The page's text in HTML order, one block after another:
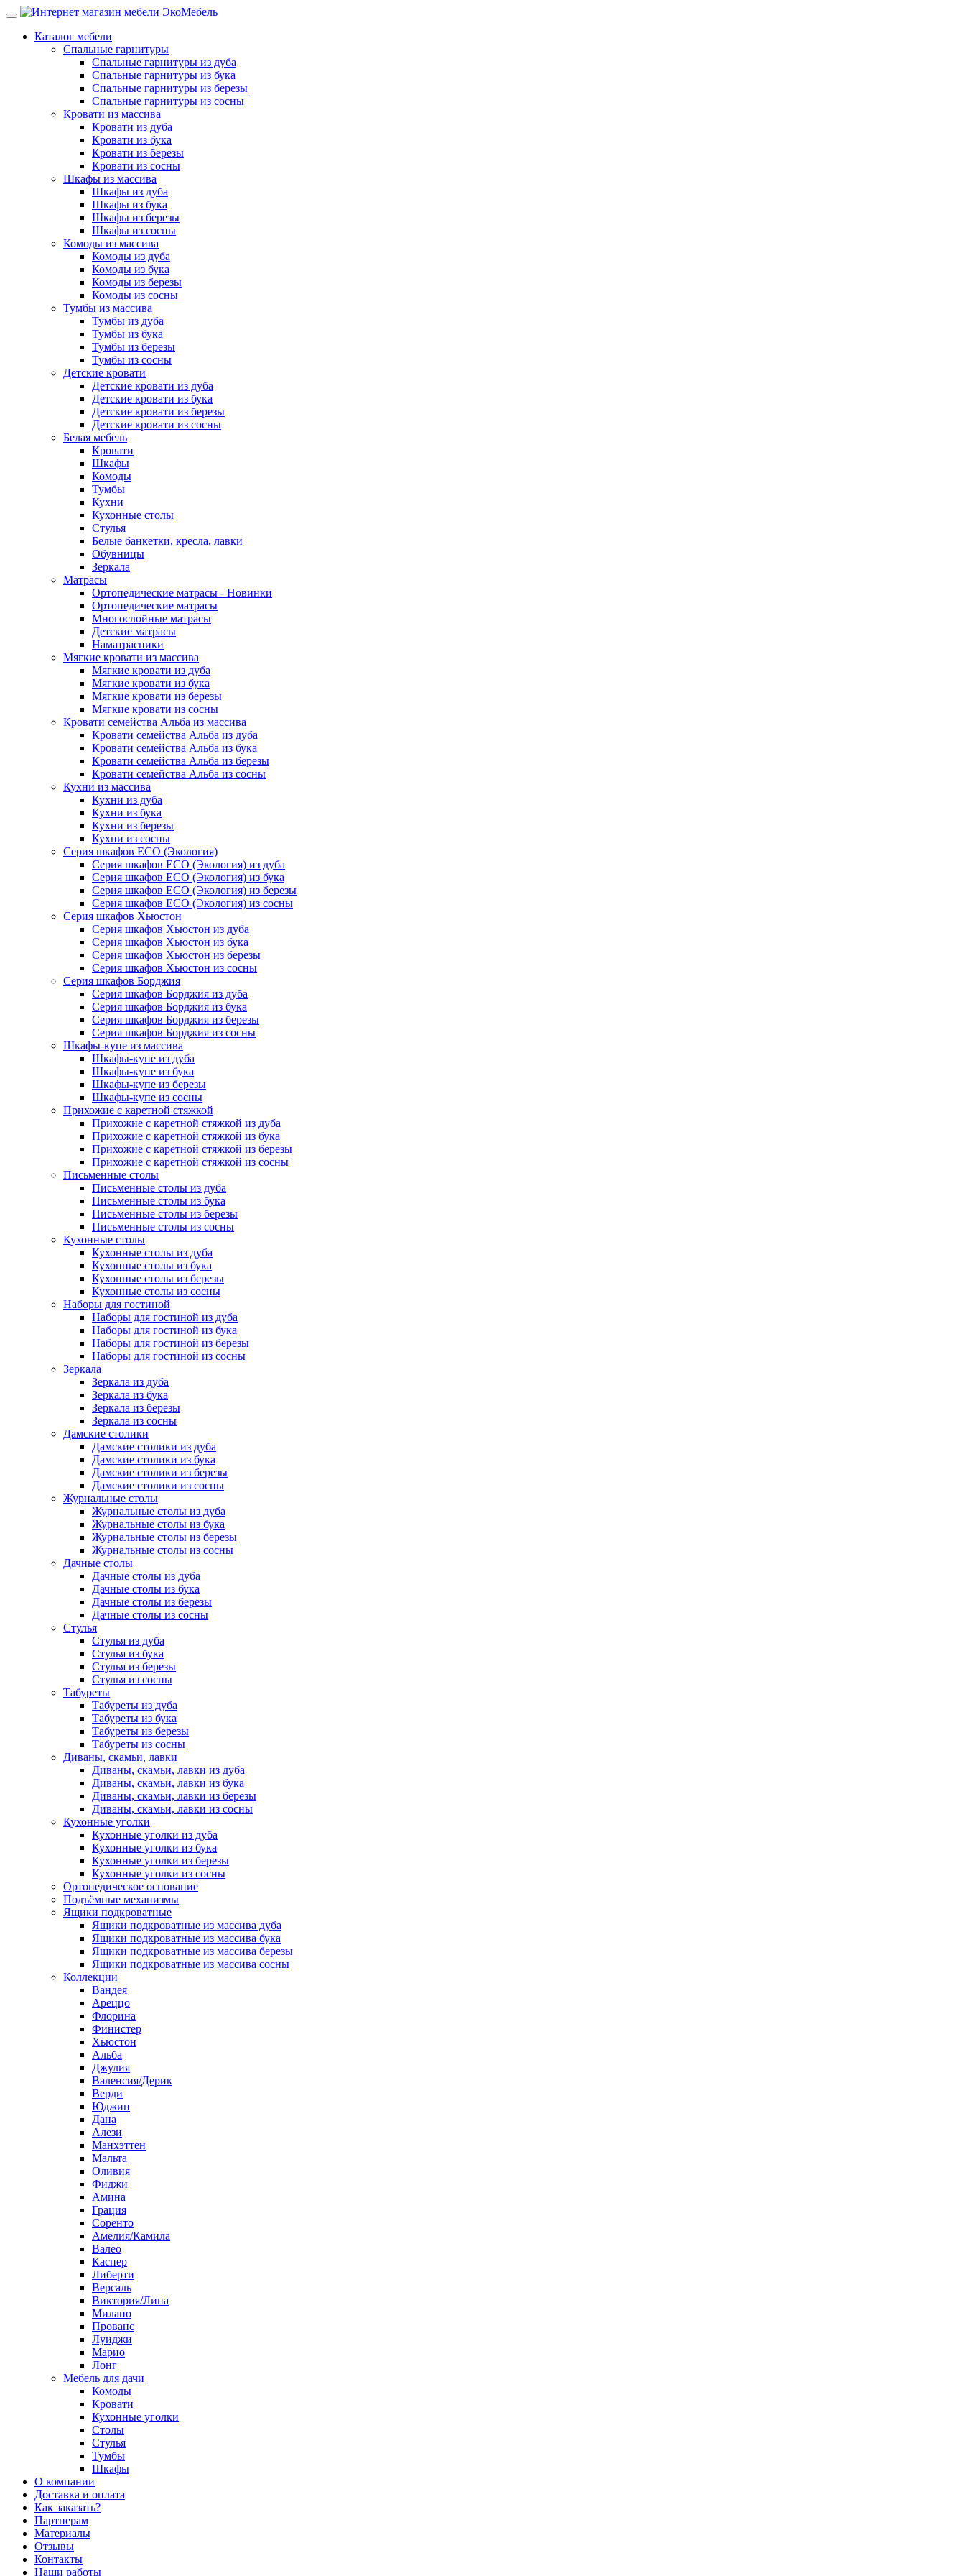
Каталог мебели
Спальные гарнитуры
Спальные гарнитуры из дуба
Спальные гарнитуры из бука
Спальные гарнитуры из березы
Спальные гарнитуры из сосны
Кровати из массива
Кровати из дуба
Кровати из бука
Кровати из березы
Кровати из сосны
Шкафы из массива
Шкафы из дуба
Шкафы из бука
Шкафы из березы
Шкафы из сосны
Комоды из массива
Комоды из дуба
Комоды из бука
Комоды из березы
Комоды из сосны
Тумбы из массива
Тумбы из дуба
Тумбы из бука
Тумбы из березы
Тумбы из сосны
Детские кровати
Детские кровати из дуба
Детские кровати из бука
Детские кровати из березы
Детские кровати из сосны
Белая мебель
Кровати
Шкафы
Комоды
Тумбы
Кухни
Кухонные столы
Стулья
Белые банкетки, кресла, лавки
Обувницы
Зеркала
Матрасы
Ортопедические матрасы - Новинки
Ортопедические матрасы
Многослойные матрасы
Детские матрасы
Наматрасники
Мягкие кровати из массива
Мягкие кровати из дуба
Мягкие кровати из бука
Мягкие кровати из березы
Мягкие кровати из сосны
Кровати семейства Альба из массива
Кровати семейства Альба из дуба
Кровати семейства Альба из бука
Кровати семейства Альба из березы
Кровати семейства Альба из сосны
Кухни из массива
Кухни из дуба
Кухни из бука
Кухни из березы
Кухни из сосны
Серия шкафов ECO (Экология)
Серия шкафов ECO (Экология) из дуба
Серия шкафов ECO (Экология) из бука
Серия шкафов ECO (Экология) из березы
Серия шкафов ECO (Экология) из сосны
Серия шкафов Хьюстон
Серия шкафов Хьюстон из дуба
Серия шкафов Хьюстон из бука
Серия шкафов Хьюстон из березы
Серия шкафов Хьюстон из сосны
Серия шкафов Борджия
Серия шкафов Борджия из дуба
Серия шкафов Борджия из бука
Серия шкафов Борджия из березы
Серия шкафов Борджия из сосны
Шкафы-купе из массива
Шкафы-купе из дуба
Шкафы-купе из бука
Шкафы-купе из березы
Шкафы-купе из сосны
Прихожие с каретной стяжкой
Прихожие с каретной стяжкой из дуба
Прихожие с каретной стяжкой из бука
Прихожие с каретной стяжкой из березы
Прихожие с каретной стяжкой из сосны
Письменные столы
Письменные столы из дуба
Письменные столы из бука
Письменные столы из березы
Письменные столы из сосны
Кухонные столы
Кухонные столы из дуба
Кухонные столы из бука
Кухонные столы из березы
Кухонные столы из сосны
Наборы для гостиной
Наборы для гостиной из дуба
Наборы для гостиной из бука
Наборы для гостиной из березы
Наборы для гостиной из сосны
Зеркала
Зеркала из дуба
Зеркала из бука
Зеркала из березы
Зеркала из сосны
Дамские столики
Дамские столики из дуба
Дамские столики из бука
Дамские столики из березы
Дамские столики из сосны
Журнальные столы
Журнальные столы из дуба
Журнальные столы из бука
Журнальные столы из березы
Журнальные столы из сосны
Дачные столы
Дачные столы из дуба
Дачные столы из бука
Дачные столы из березы
Дачные столы из сосны
Стулья
Стулья из дуба
Стулья из бука
Стулья из березы
Стулья из сосны
Табуреты
Табуреты из дуба
Табуреты из бука
Табуреты из березы
Табуреты из сосны
Диваны, скамьи, лавки
Диваны, скамьи, лавки из дуба
Диваны, скамьи, лавки из бука
Диваны, скамьи, лавки из березы
Диваны, скамьи, лавки из сосны
Кухонные уголки
Кухонные уголки из дуба
Кухонные уголки из бука
Кухонные уголки из березы
Кухонные уголки из сосны
Ортопедическое основание
Подъёмные механизмы
Ящики подкроватные
Ящики подкроватные из массива дуба
Ящики подкроватные из массива бука
Ящики подкроватные из массива березы
Ящики подкроватные из массива сосны
Коллекции
Вандея
Ареццо
Флорина
Финистер
Хьюстон
Альба
Джулия
Валенсия/Дерик
Верди
Юджин
Дана
Алези
Манхэттен
Мальта
Оливия
Фиджи
Амина
Грация
Соренто
Амелия/Камила
Валео
Каспер
Либерти
Версаль
Виктория/Лина
Милано
Прованс
Луиджи
Марио
Лонг
Мебель для дачи
Комоды
Кровати
Кухонные уголки
Столы
Стулья
Тумбы
Шкафы
О компании
Доставка и оплата
Как заказать?
Партнерам
Материалы
Отзывы
Контакты
Наши работы